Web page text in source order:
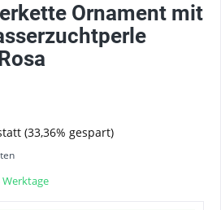
Ornament mit
(33,36% gespart)
Werktage